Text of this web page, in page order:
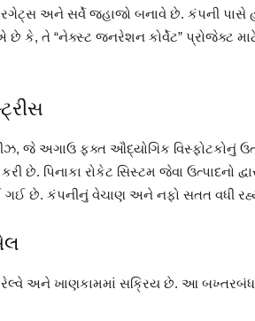
અને સર્વે જહાજો બનાવે છે. કંપની પાસે
છે કે, તે “નેક્સ્ટ જનરેશન કોર્વેટ” પ્રોજેક્ટ
જે અગાઉ ફક્ત ઔદ્યોગિક વિસ્ફોટકોનું
છે. પિનાકા રોકેટ સિસ્ટમ જેવા ઉત્પાદનો
ગઈ છે. કંપનીનું વેચાણ અને નફો સતત વધી
રેલ્વે અને ખાણકામમાં સક્રિય છે. આ બખ્તરબંધ